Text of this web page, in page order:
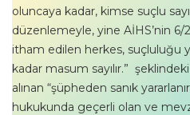
oluncaya kadar, kimse suçlu
düzenlemeyle, yine AİHS’nin 6/
itham edilen herkes, suçluluğu
kadar masum sayılır.”
alınan “şüpheden sanık
hukukunda geçerli olan ve